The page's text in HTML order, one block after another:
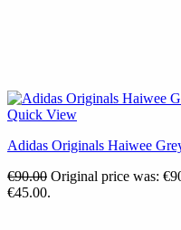
Quick View
Adidas Originals Haiwee
€90.00 Original price was:
€45.00.